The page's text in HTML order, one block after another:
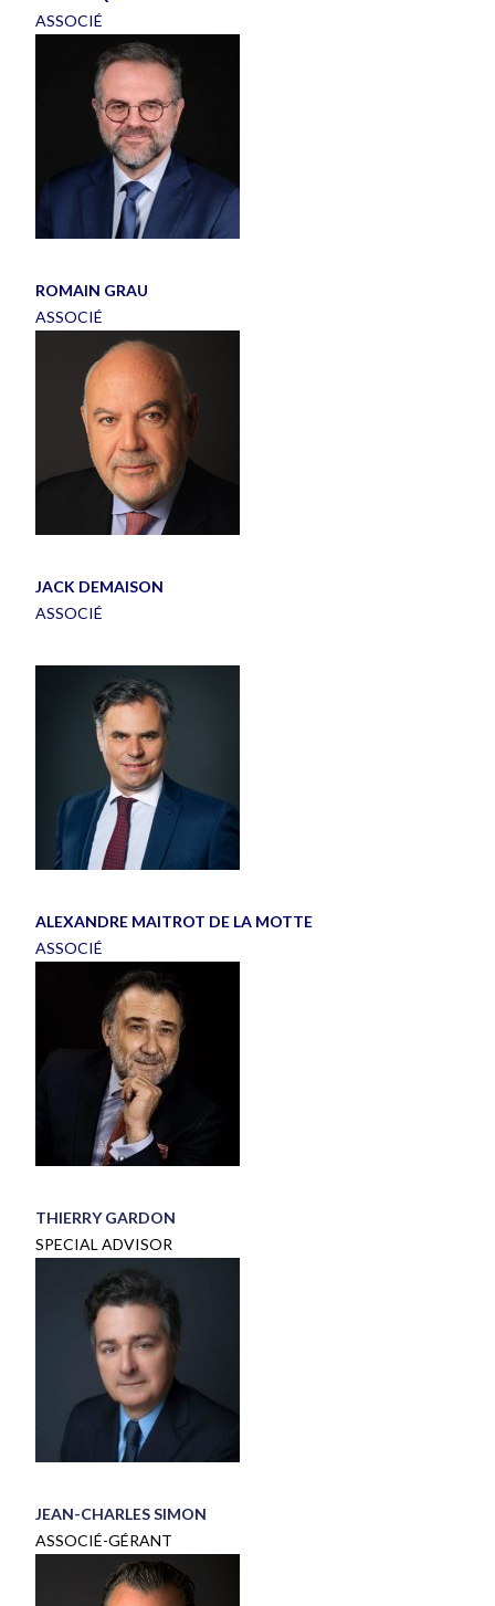
ASSOCIÉ
ROMAIN GRAU
ASSOCIÉ
JACK DEMAISON
ASSOCIÉ
ALEXANDRE MAITROT DE LA MOTTE
ASSOCIÉ
THIERRY GARDON
SPECIAL ADVISOR
JEAN-CHARLES SIMON
ASSOCIÉ-GÉRANT